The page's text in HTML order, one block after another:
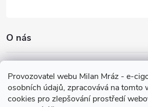
Provozovatel webu Milan Mráz - e-
osobních údajů, zpracovává na tomto
cookies pro zlepšování prostředí
O nás
Facebook